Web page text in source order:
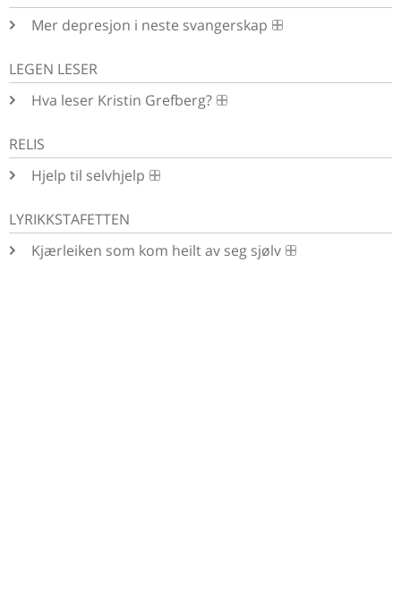
Mer depresjon i neste svangerskap
LEGEN LESER
Hva leser Kristin Grefberg?
RELIS
Hjelp til selvhjelp
LYRIKKSTAFETTEN
Kjærleiken som kom heilt av seg sjølv